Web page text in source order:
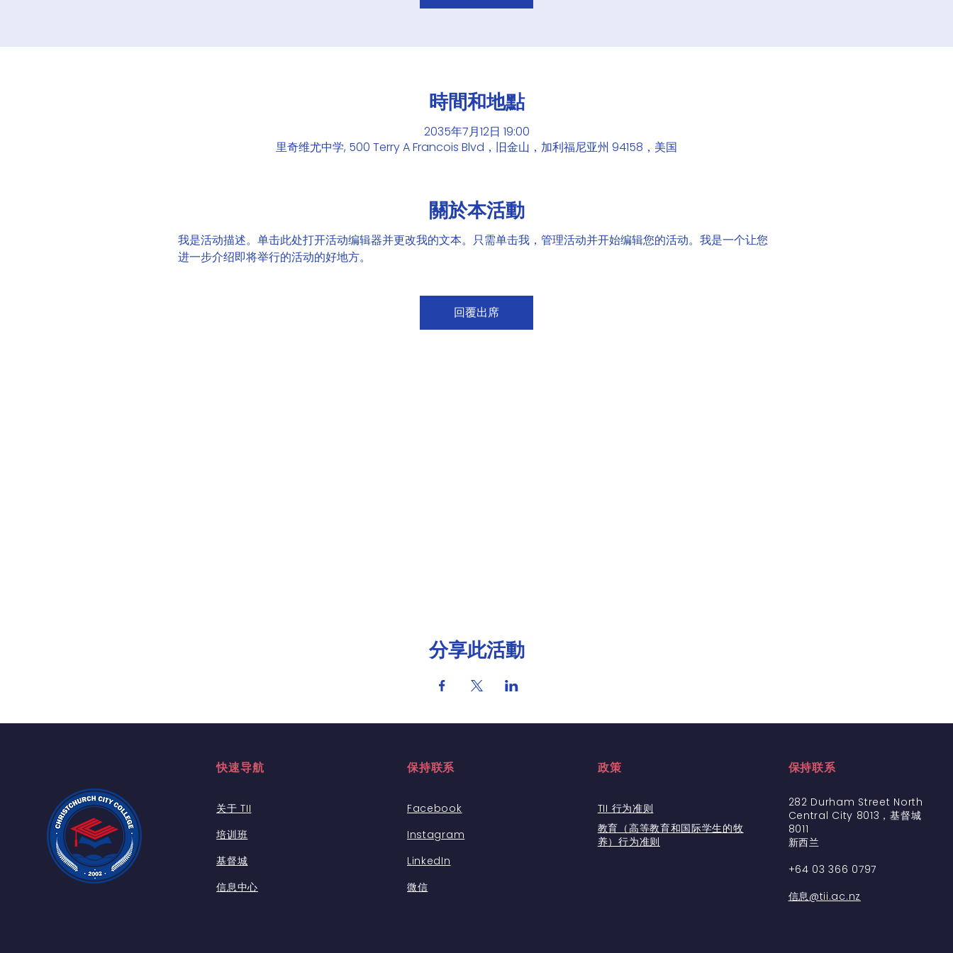
時間和地點
2035年7月12日 19:00
里奇维尤中学, 500 Terry A Francois Blvd，旧金山，加利福尼亚州 94158，美国
關於本活動
我是活动描述。单击此处打开活动编辑器并更改我的文本。只需单击我，管理活动并开始编辑您的活动。我是一个让您
进一步介绍即将举行的活动的好地方。
回覆出席
分享此活動
快速导航
关于 TII
培训班
基督城
信息中心
保持联系
Facebook
Instagram
LinkedIn
微信
政策
TII 行为准则
教育（高等教育和国际学生的牧
养）行为准则
保持联系
282 Durham Street North
Central City 8013，基督城
8011
新西兰
+64 03 366 0797
信息@tii.ac.nz